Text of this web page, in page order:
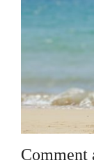
Comment